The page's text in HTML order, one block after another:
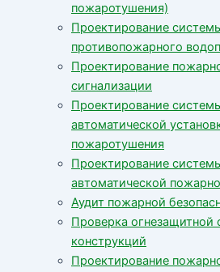
пожаротушения)
Проектирование
противопожарного
Проектирование
сигнализации
Проектирование
автоматической
пожаротушения
Проектирование
автоматической
Аудит пожарной
Проверка огнезащитной
конструкций
Проектирование